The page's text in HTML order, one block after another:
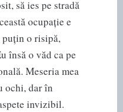
să ies pe stradă
ocupație e
o risipă,
însă o văd ca pe
Meseria mea
ochi, dar în
invizibil.